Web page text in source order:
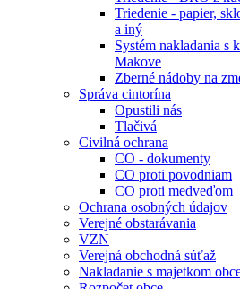
Triedenie - papier,
a iný
Systém nakladania s
Makove
Zberné nádoby na
Správa cintorína
Opustili nás
Tlačivá
Civilná ochrana
CO - dokumenty
CO proti povodniam
CO proti medveďom
Ochrana osobných údajov
Verejné obstarávania
VZN
Verejná obchodná súťaž
Nakladanie s majetkom